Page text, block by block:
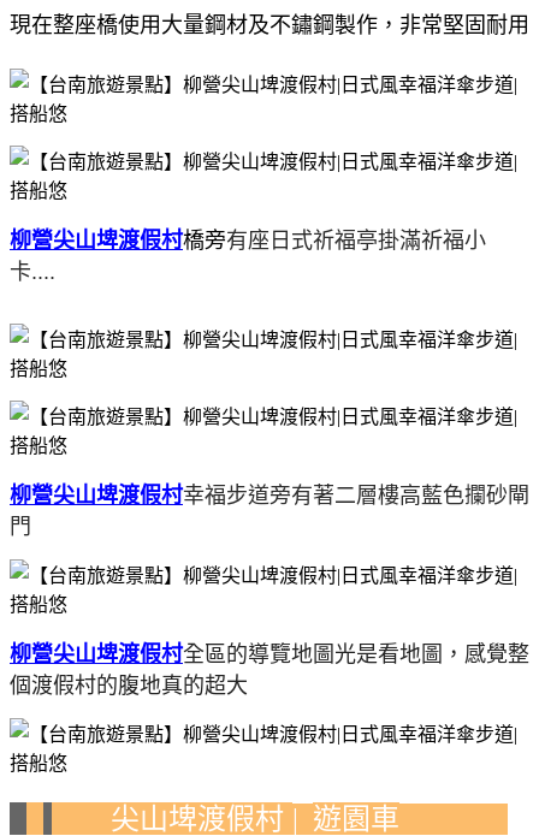
現在整座橋使用大量鋼材及不鏽鋼製作，非常堅固耐用
柳營尖山埤渡假村橋旁有座日式祈福亭掛滿祈福小
卡....
柳營尖山埤渡假村幸福步道旁有著二層樓高藍色攔砂閘
門
柳營尖山埤渡假村全區的導覽地圖光是看地圖，感覺整
個渡假村的腹地真的超大
尖山埤渡假村 | 遊園車